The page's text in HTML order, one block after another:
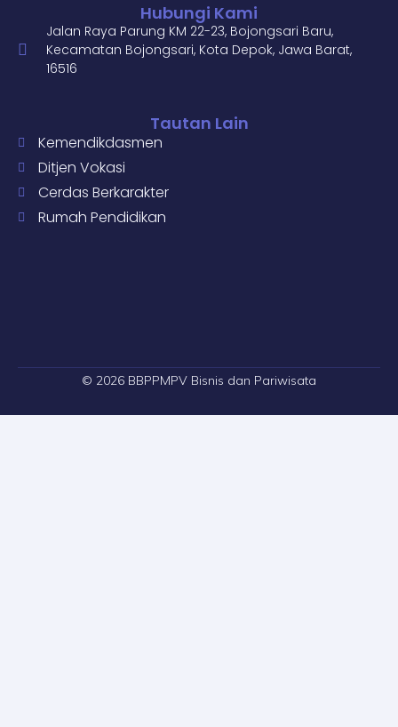
Hubungi Kami
Jalan Raya Parung KM 22-23, Bojongsari Baru,
Kecamatan Bojongsari, Kota Depok, Jawa Barat,
16516
Tautan Lain
Kemendikdasmen
Ditjen Vokasi
Cerdas Berkarakter
Rumah Pendidikan
© 2026 BBPPMPV Bisnis dan Pariwisata